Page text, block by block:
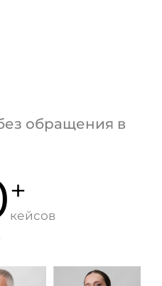
обращения в
+
кейсов